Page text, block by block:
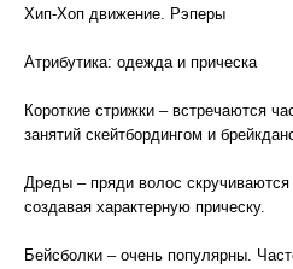
Хип-Хоп движение. Рэперы
Атрибутика: одежда и прическа
Короткие стрижки – встречаются
занятий скейтбордингом и
Дреды – пряди волос
создавая характерную прическу.
Бейсболки – очень популярны.